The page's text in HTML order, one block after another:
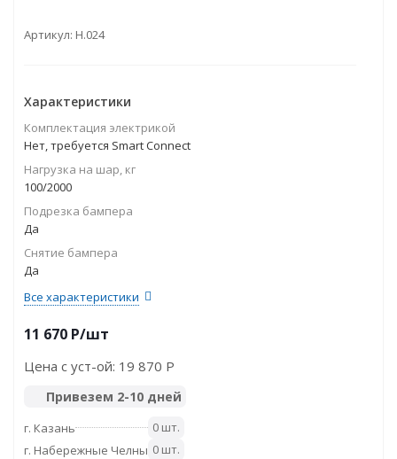
Артикул: H.024
Характеристики
Комплектация электрикой
Нет, требуется Smart Connect
Нагрузка на шар, кг
100/2000
Подрезка бампера
Да
Снятие бампера
Да
Все характеристики
11 670 P/шт
Цена с уст-ой: 19 870 P
Привезем 2-10 дней
г. Казань
0 шт.
г. Набережные Челны 0 шт.